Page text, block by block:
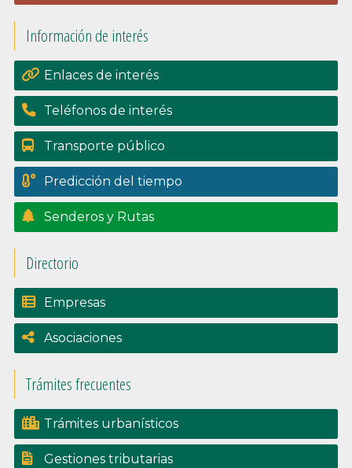
principal
Padrón
Perfil del contratante
Portal de transpariencia
Información de interés
Enlaces de interés
Teléfonos de interés
Transporte público
Predicción del tiempo
Senderos y Rutas
Directorio
Empresas
Asociaciones
Trámites frecuentes
Trámites urbanísticos
Gestiones tributarias